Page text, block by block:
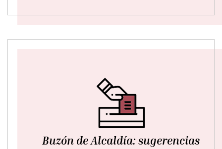
Buzón de Alcaldía: sugerencias